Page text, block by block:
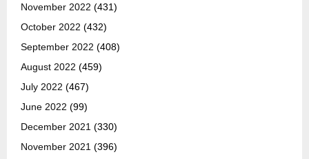
November 2022 (431)
October 2022 (432)
September 2022 (408)
August 2022 (459)
July 2022 (467)
June 2022 (99)
December 2021 (330)
November 2021 (396)